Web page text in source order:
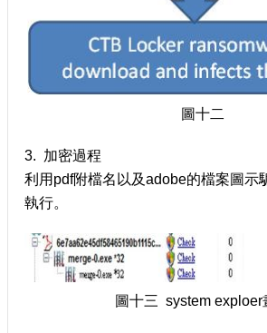
圖十二
3. 加密過程
利用pdf附檔名以及adobe的檔案圖示
執行。
圖十三 system exploer